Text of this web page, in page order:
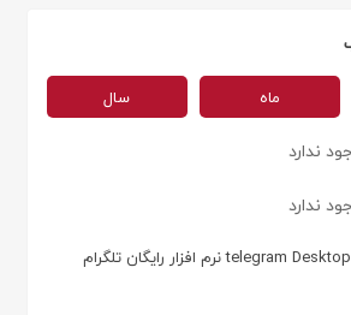
ماه سال
ندارد
ندارد
دانلود telegram Desktop 6.5.1 نرم افزار رایگان تلگرام